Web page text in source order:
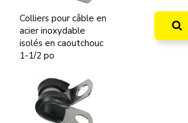
Colliers pour câble en
acier inoxydable
isolés en caoutchouc
1-1/2 po